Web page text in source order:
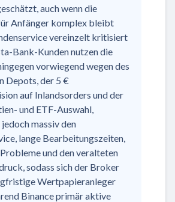
auch wenn die
Anfänger komplex bleibt
vereinzelt kritisiert
Bank-Kunden nutzen die
vorwiegend wegen des
Depots, der 5 €
auf Inlandsorders und der
und ETF-Auswahl,
massiv den
lange Bearbeitungszeiten,
und den veralteten
sodass sich der Broker
Wertpapieranleger
Binance primär aktive